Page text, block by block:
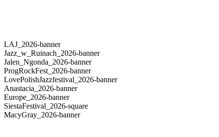
LAJ_2026-banner
Jazz_w_Ruinach_2026-banner
Jalen_Ngonda_2026-banner
ProgRockFest_2026-banner
LovePolishJazzfestival_2026-banner
Anastacia_2026-banner
Europe_2026-banner
SiestaFestival_2026-square
MacyGray_2026-banner